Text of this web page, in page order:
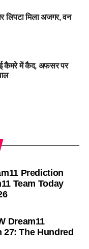
लिपटा मिला अजगर, वन
कैमरे में कैद, अफसर पर
Prediction
Team Today
Dream11
The Hundred